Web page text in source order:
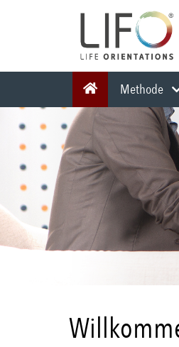
Methode